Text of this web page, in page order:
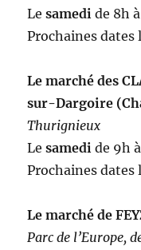
Le samedide 8h
Prochaines dates
Le marché des
sur-Dargoire
Thurignieux
Lesamedide 9h
Prochaines dates
Le marché de
Parc de l’Europe,